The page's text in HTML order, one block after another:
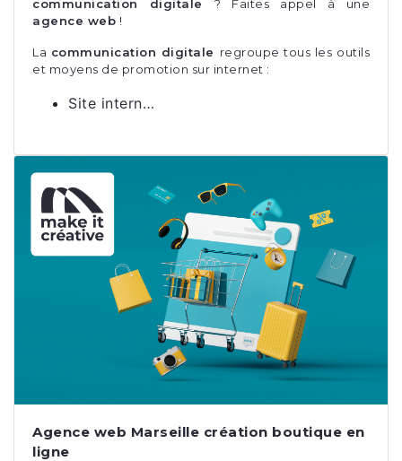
communication digitale ? Faites appel à une
agence web !
La communication digitale regroupe tous les outils
et moyens de promotion sur internet :
Site intern…
Agence web Marseille création boutique en
ligne